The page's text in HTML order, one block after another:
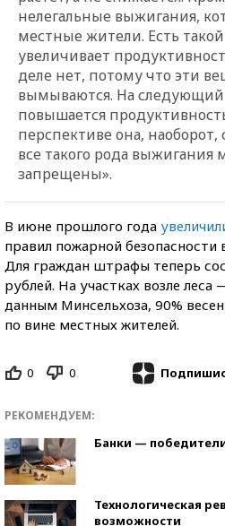
нелегальные выжигания,
местные жители. Есть
увеличивает
деле нет, потому что эти
вымываются. На следующий
повышается
перспективе она, наоборот,
все такого рода
запрещены».
В июне прошлого года
правил пожарной безопасности
Для граждан штрафы теперь
рублей. На участках возле
данным Минсельхоза, 90%
по вине местных жителей.
0 0
РЕКОМЕНДУЕМ:
Банки —
Технологическая
возможности